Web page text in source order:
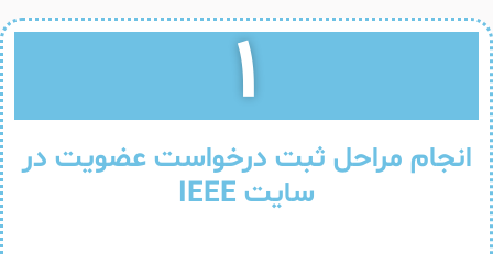
۱
انجام مراحل ثبت درخواست عضویت در
سایت IEEE